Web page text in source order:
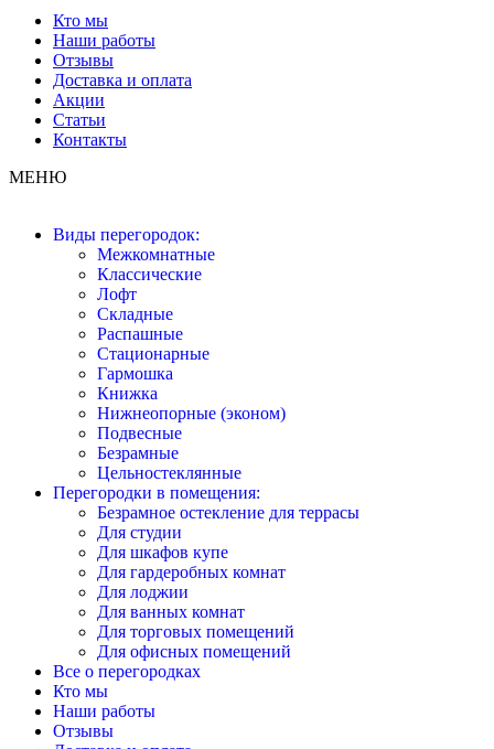
Кто мы
Наши работы
Отзывы
Доставка и оплата
Акции
Статьи
Контакты
МЕНЮ
Виды перегородок:
Межкомнатные
Классические
Лофт
Складные
Распашные
Стационарные
Гармошка
Книжка
Нижнеопорные (эконом)
Подвесные
Безрамные
Цельностеклянные
Перегородки в помещения:
Безрамное остекление для террасы
Для студии
Для шкафов купе
Для гардеробных комнат
Для лоджии
Для ванных комнат
Для торговых помещений
Для офисных помещений
Все о перегородках
Кто мы
Наши работы
Отзывы